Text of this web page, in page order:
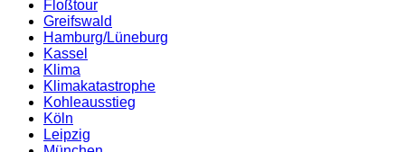
Floßtour
Greifswald
Hamburg/Lüneburg
Kassel
Klima
Klimakatastrophe
Kohleausstieg
Köln
Leipzig